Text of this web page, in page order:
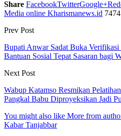
Share FacebookTwitterGoogle+
Media online Kharismanews.id
Prev Post
Bupati Anwar Sadat Buka
Bantuan Sosial Tepat Sasaran bagi
Next Post
Wabup Katamso Resmikan
Pangkal Babu Diproyeksikan Jadi
You might also like More from
Kabar Tanjabbar